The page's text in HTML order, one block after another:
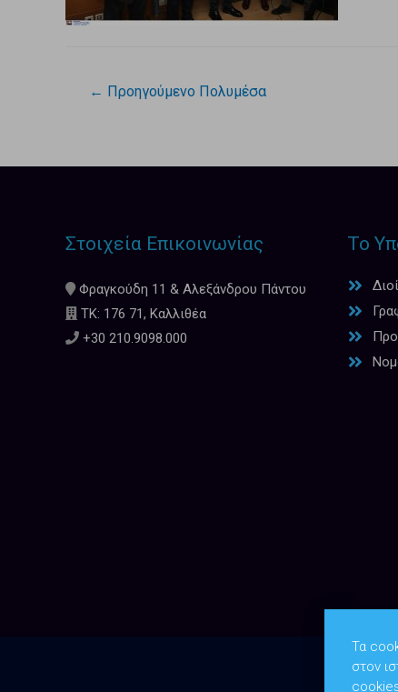
← Προηγούμενο Πολυμέσα
Στοιχεία Επικοινωνίας
Φραγκούδη 11 & Αλεξάνδρου Πάντου
ΤΚ: 176 71, Καλλιθέα
+30 210.9098.000
Το
Τα
στον